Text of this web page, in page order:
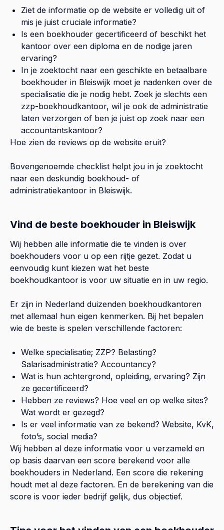
Ziet de informatie op de website er volledig uit of
mis je juist cruciale informatie?
Is een boekhouder gecertificeerd of beschikt het
kantoor over een diploma en de nodige jaren
ervaring?
In je zoektocht naar een geschikte en betaalbare
boekhouder in Bleiswijk moet je nadenken over de
specialisatie die je nodig hebt. Zoek je slechts een
zzp-boekhoudkantoor, wil je ook de administratie
laten verzorgen of ben je juist op zoek naar een
accountantskantoor?
Hoe zien de reviews op de website eruit?
Bovengenoemde checklist helpt jou in je zoektocht
naar een deskundig boekhoud- of
administratiekantoor in Bleiswijk.
Vind de beste boekhouder in Bleiswijk
Wij hebben alle informatie die te vinden is over
boekhouders voor u op een rijtje gezet. Zodat u
eenvoudig kunt kiezen wat het beste
boekhoudkantoor is voor uw situatie en in uw regio.
Er zijn in Nederland duizenden boekhoudkantoren
met allemaal hun eigen kenmerken. Bij het bepalen
wie de beste is spelen verschillende factoren:
Welke specialisatie; ZZP? Belasting?
Salarisadministratie? Accountancy?
Wat is hun achtergrond, opleiding, ervaring? Zijn
ze gecertificeerd?
Hebben ze reviews? Hoe veel en op welke sites?
Wat wordt er gezegd?
Is er veel informatie van ze bekend? Website, KvK,
foto’s, social media?
Wij hebben al deze informatie voor u verzameld en
op basis daarvan een score berekend voor alle
boekhouders in Nederland. Een score die rekening
houdt met al deze factoren. En de berekening van die
score is voor ieder bedrijf gelijk, dus objectief.